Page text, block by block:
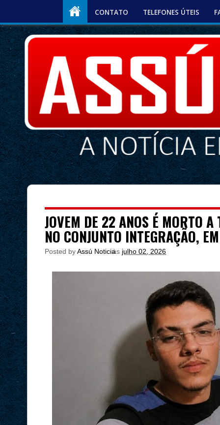
CONTATO TELEFONES ÚTEIS
JOVEM DE 22 ANOS É MORTO
NO CONJUNTO INTEGRAÇÃO,
Posted byAssú Noticia
às julho 02, 2026